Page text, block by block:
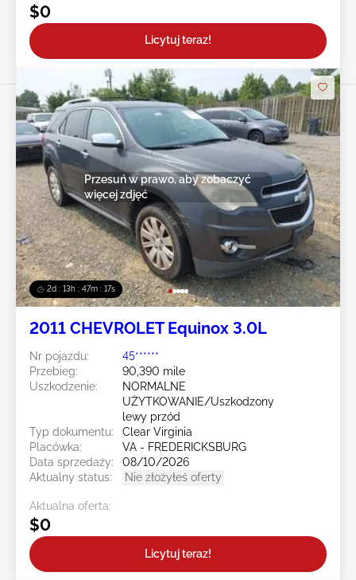
$0
Licytuj teraz!
2d : 13h : 47m : 14s
Przesuń w prawo, aby zobaczyć
więcej zdjęć
2011 CHEVROLET Equinox 3.0L
Nr pojazdu:
45******
Przebieg:
90,390 mile
Uszkodzenie:
NORMALNE
UŻYTKOWANIE/Uszkodzony
lewy przód
Typ dokumentu:
Clear Virginia
Placówka:
VA - FREDERICKSBURG
Data sprzedaży:
08/10/2026
Aktualny status:
Nie złożyłeś oferty
Aktualna oferta:
$0
Licytuj teraz!